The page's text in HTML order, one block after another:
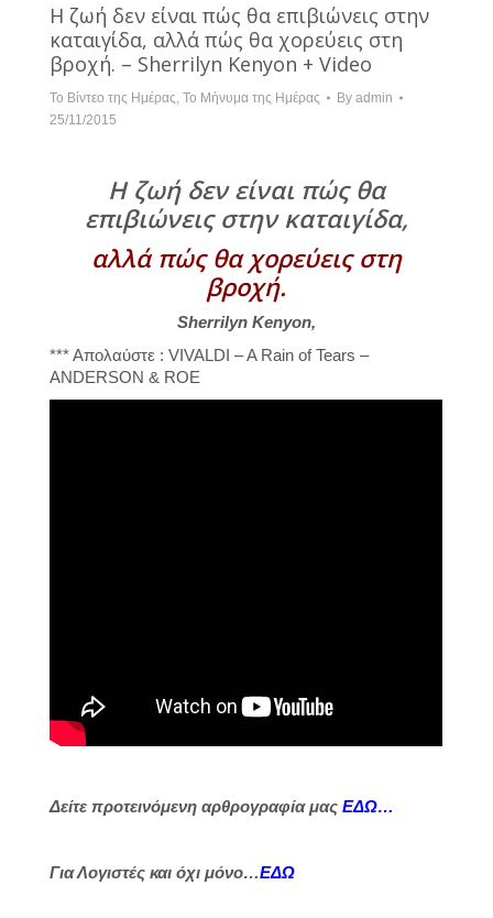
Η ζωή δεν είναι πώς θα επιβιώνεις στην
καταιγίδα, αλλά πώς θα χορεύεις στη
βροχή. – Sherrilyn Kenyon + Video
Το Βίντεο της Ημέρας Το Μήνυμα της Ημέρας By admin
25/11/2015
Η ζωή δεν είναι πώς θα
επιβιώνεις στην καταιγίδα,
αλλά πώς θα χορεύεις στη
βροχή.
Sherrilyn Kenyon,
*** Απολαύστε : VIVALDI – A Rain of Tears –
ANDERSON & ROE
Δείτε προτεινόμενη αρθρογραφία μας ΕΔΩ…
Για Λογιστές και όχι μόνο…ΕΔΩ